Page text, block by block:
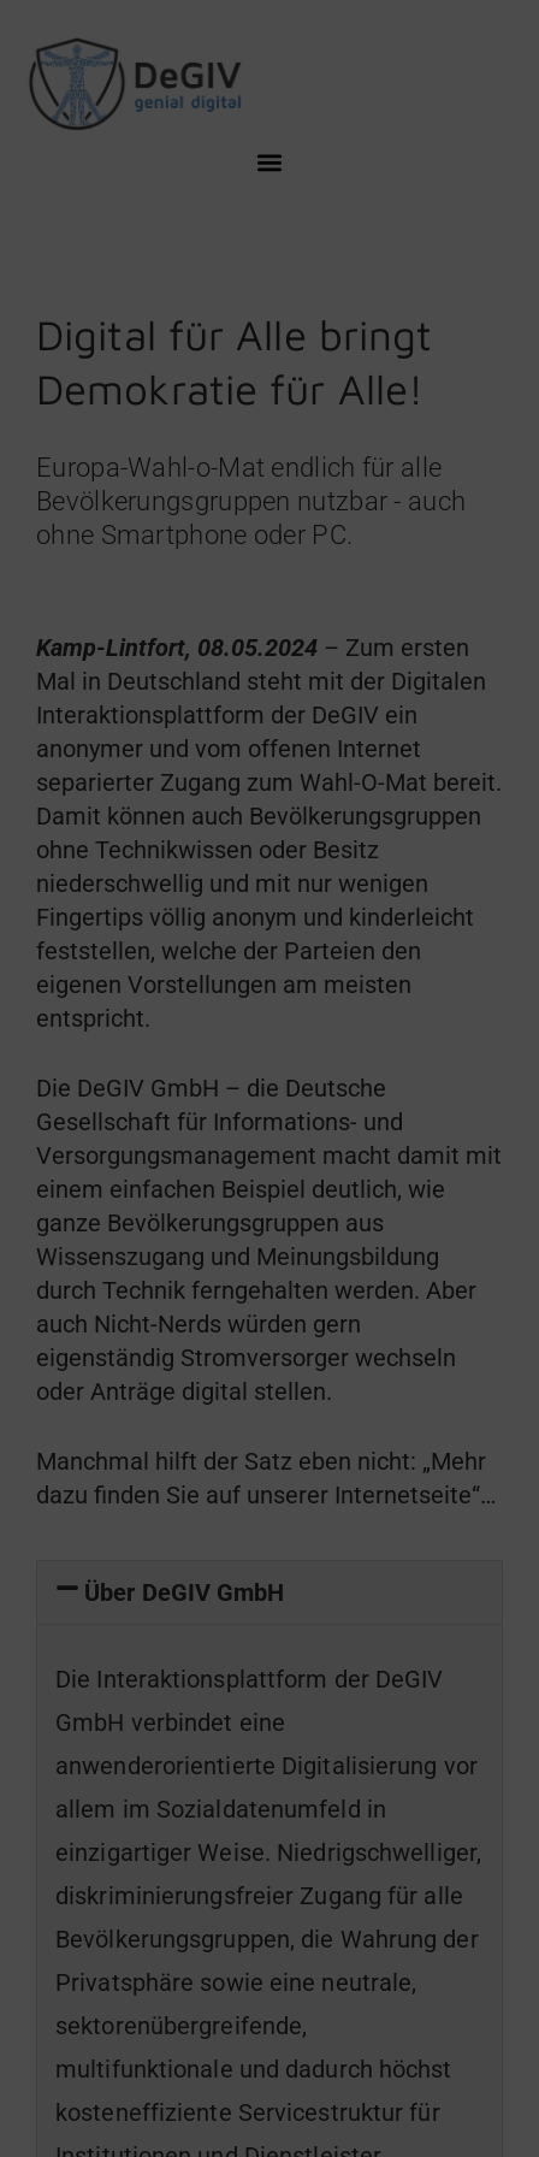
Digital für Alle bringt
Demokratie für Alle!
Europa-Wahl-o-Mat endlich für alle
Bevölkerungsgruppen nutzbar - auch
ohne Smartphone oder PC.
Kamp-Lintfort, 08.05.2024 – Zum ersten
Mal in Deutschland steht mit der Digitalen
Interaktionsplattform der DeGIV ein
anonymer und vom offenen Internet
separierter Zugang zum Wahl-O-Mat bereit.
Damit können auch Bevölkerungsgruppen
ohne Technikwissen oder Besitz
niederschwellig und mit nur wenigen
Fingertips völlig anonym und kinderleicht
feststellen, welche der Parteien den
eigenen Vorstellungen am meisten
entspricht.
Die DeGIV GmbH – die Deutsche
Gesellschaft für Informations- und
Versorgungsmanagement macht damit mit
einem einfachen Beispiel deutlich, wie
ganze Bevölkerungsgruppen aus
Wissenszugang und Meinungsbildung
durch Technik ferngehalten werden. Aber
auch Nicht-Nerds würden gern
eigenständig Stromversorger wechseln
oder Anträge digital stellen.
Manchmal hilft der Satz eben nicht: „Mehr
dazu finden Sie auf unserer Internetseite“…
Über DeGIV GmbH
Die Interaktionsplattform der DeGIV
GmbH verbindet eine
anwenderorientierte Digitalisierung vor
allem im Sozialdatenumfeld in
einzigartiger Weise. Niedrigschwelliger,
diskriminierungsfreier Zugang für alle
Bevölkerungsgruppen, die Wahrung der
Privatsphäre sowie eine neutrale,
sektorenübergreifende,
multifunktionale und dadurch höchst
kosteneffiziente Servicestruktur für